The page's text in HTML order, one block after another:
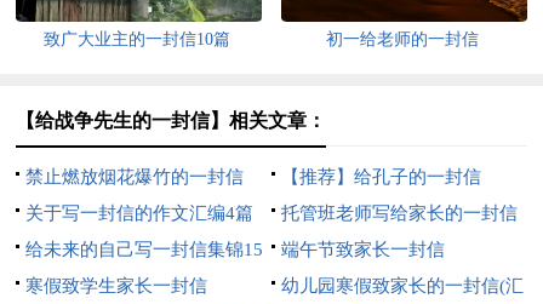
致广大业主的一封信10篇 初一给老师的一封信
【给战争先生的一封信】相关文章：
禁止燃放烟花爆竹的一封信
【推荐】给孔子的一封信
关于写一封信的作文汇编4篇
托管班老师写给家长的一封信
（精选7篇）
给未来的自己写一封信集锦15
篇
端午节致家长一封信
寒假致学生家长一封信
幼儿园寒假致家长的一封信(汇